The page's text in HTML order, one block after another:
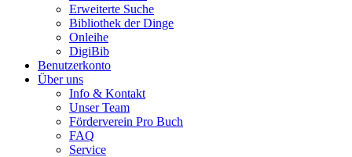
Erweiterte Suche
Bibliothek der Dinge
Onleihe
DigiBib
Benutzerkonto
Über uns
Info & Kontakt
Unser Team
Förderverein Pro Buch
FAQ
Service